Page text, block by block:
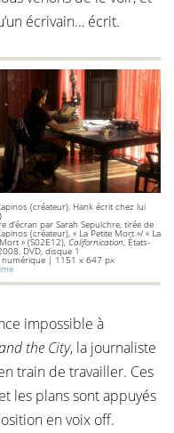
écrivain… écrit.
(créateur), Hank écrit chez lui
d’écran par Sarah Sepulchre, tirée de
(créateur), « La Petite Mort »/ « La
» (S02E12),Californication, États-
DVD, disque 1
numérique | 1151 x 647 px
impossible à
the City, la journaliste
train de travailler. Ces
les plans sont appuyés
en voix off.